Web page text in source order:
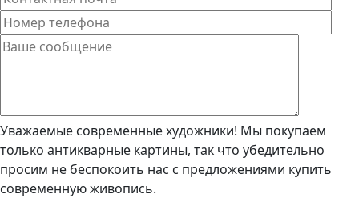
Уважаемые современные художники! Мы покупаем
только антикварные картины, так что убедительно
просим не беспокоить нас с предложениями купить
современную живопись.